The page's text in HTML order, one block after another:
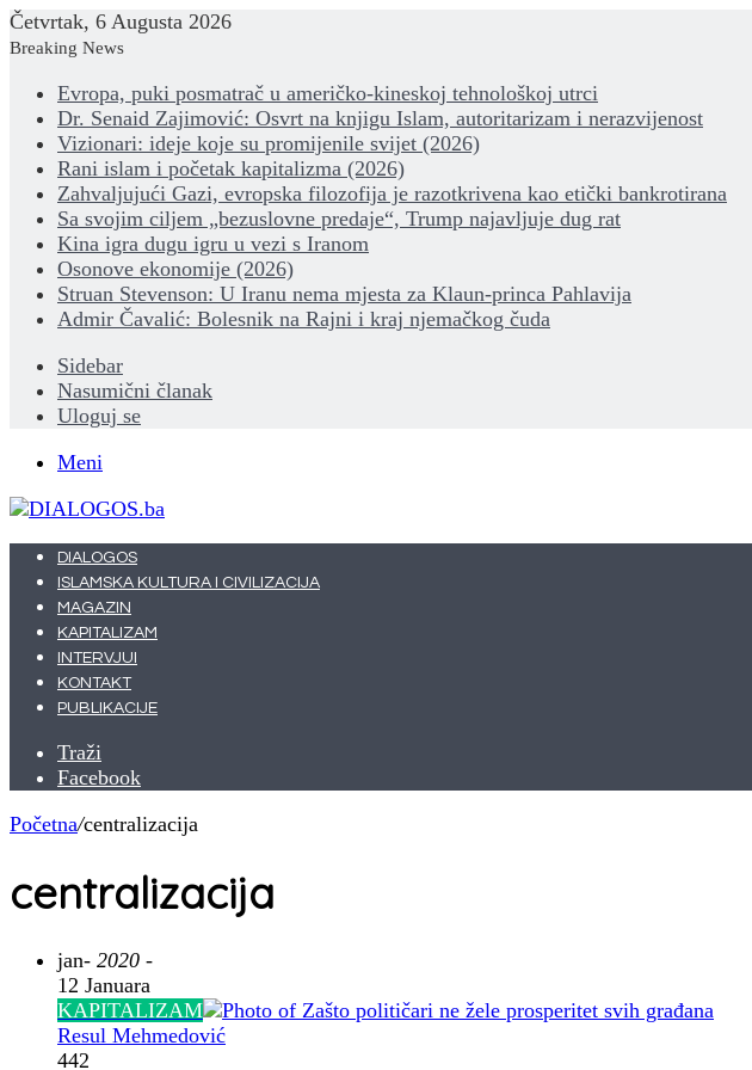
Četvrtak, 6 Augusta 2026
Breaking News
Evropa, puki posmatrač u američko-kineskoj tehnološkoj utrci
Dr. Senaid Zajimović: Osvrt na knjigu Islam, autoritarizam i nerazvijenost
Vizionari: ideje koje su promijenile svijet (2026)
Rani islam i početak kapitalizma (2026)
Zahvaljujući Gazi, evropska filozofija je razotkrivena kao etički bankrotirana
Sa svojim ciljem „bezuslovne predaje“, Trump najavljuje dug rat
Kina igra dugu igru u vezi s Iranom
Osonove ekonomije (2026)
Struan Stevenson: U Iranu nema mjesta za Klaun-princa Pahlavija
Admir Čavalić: Bolesnik na Rajni i kraj njemačkog čuda
Sidebar
Nasumični članak
Uloguj se
Meni
DIALOGOS
ISLAMSKA KULTURA I CIVILIZACIJA
MAGAZIN
KAPITALIZAM
INTERVJUI
KONTAKT
PUBLIKACIJE
Traži
Facebook
Početna/centralizacija
centralizacija
jan- 2020 -
12 Januara
KAPITALIZAM
Resul Mehmedović
442